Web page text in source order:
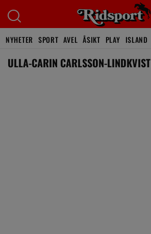
NYHETER SPORT AVEL ÅSIKT PLAY ISLAND
ULLA-CARIN CARLSSON-LINDKVIST